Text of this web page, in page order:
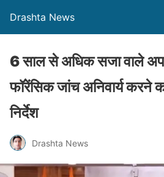
Drashta News
6 साल से अधिक सजा वाले
फॉरेंसिक जांच अनिवार्य करने
निर्देश
Drashta News